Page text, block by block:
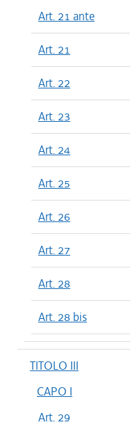
Art. 21 ante
Art. 21
Art. 22
Art. 23
Art. 24
Art. 25
Art. 26
Art. 27
Art. 28
Art. 28 bis
TITOLO III
CAPO I
Art. 29